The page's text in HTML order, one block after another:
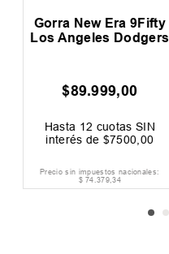
Gorra New Era 9Fifty
Los Angeles Dodgers
$89.999,00
Hasta 12 cuotas SIN
interés de $7500,00
Precio sin impuestos nacionales:
$ 74.379,34